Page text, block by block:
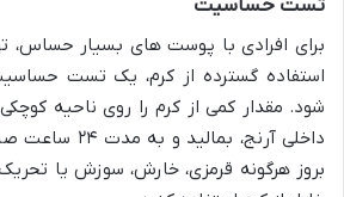
تست حساسیت
برای افرادی با پوست های بسیار
شود. مقدار کمی از کرم را روی ناحیه
داخلی آرنج،
بروز هرگونه قرمزی، خارش، سوزش یا